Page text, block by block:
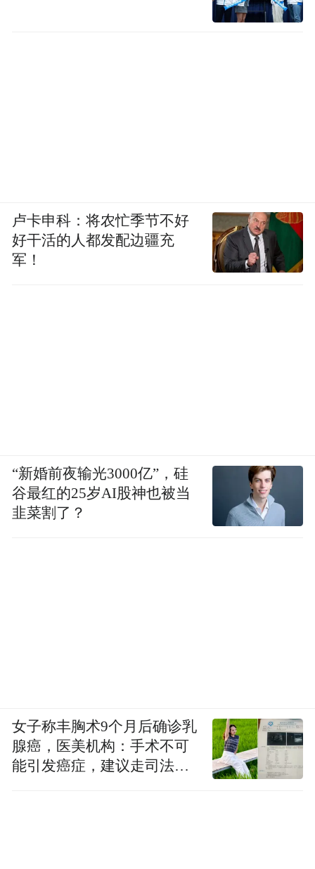
卢卡申科：将农忙季节不好
好干活的人都发配边疆充
军！
“新婚前夜输光3000亿”，硅
谷最红的25岁AI股神也被当
韭菜割了？
女子称丰胸术9个月后确诊乳
腺癌，医美机构：手术不可
能引发癌症，建议走司法途